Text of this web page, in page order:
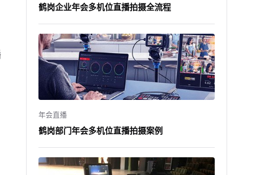
鹤岗企业年会多机位直播拍摄全流程
年会直播
鹤岗部门年会多机位直播拍摄案例